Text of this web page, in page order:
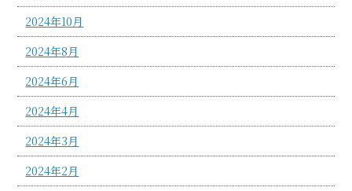
2024年10月
2024年8月
2024年6月
2024年4月
2024年3月
2024年2月